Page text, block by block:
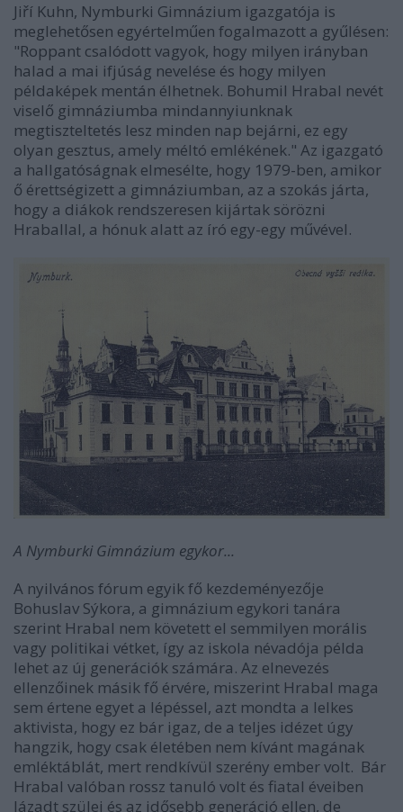
Jiří Kuhn, Nymburki Gimnázium igazgatója is
meglehetősen egyértelműen fogalmazott a gyűlésen:
"Roppant csalódott vagyok, hogy milyen irányban
halad a mai ifjúság nevelése és hogy milyen
példaképek mentán élhetnek. Bohumil Hrabal nevét
viselő gimnáziumba mindannyiunknak
megtiszteltetés lesz minden nap bejárni, ez egy
olyan gesztus, amely méltó emlékének." Az igazgató
a hallgatóságnak elmesélte, hogy 1979-ben, amikor
ő érettségizett a gimnáziumban, az a szokás járta,
hogy a diákok rendszeresen kijártak sörözni
Hraballal, a hónuk alatt az író egy-egy művével.
A Nymburki Gimnázium egykor...
A nyilvános fórum egyik fő kezdeményezője
Bohuslav Sýkora, a gimnázium egykori tanára
szerint Hrabal nem követett el semmilyen morális
vagy politikai vétket, így az iskola névadója példa
lehet az új generációk számára. Az elnevezés
ellenzőinek másik fő érvére, miszerint Hrabal maga
sem értene egyet a lépéssel, azt mondta a lelkes
aktivista, hogy ez bár igaz, de a teljes idézet úgy
hangzik, hogy csak életében nem kívánt magának
emléktáblát, mert rendkívül szerény ember volt. Bár
Hrabal valóban rossz tanuló volt és fiatal éveiben
lázadt szülei és az idősebb generáció ellen, de